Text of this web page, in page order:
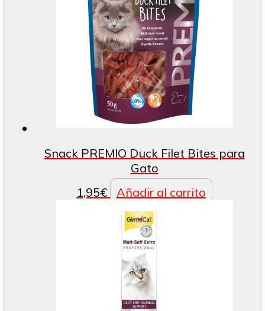
Snack PREMIO Duck Filet Bites para
Gato
1,95€ Añadir al carrito